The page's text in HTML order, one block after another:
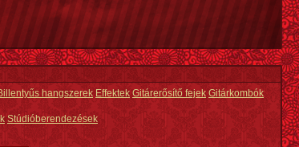
hangszerek Effektek Gitárerősítő fejek Gitárkombók
Stúdióberendezések